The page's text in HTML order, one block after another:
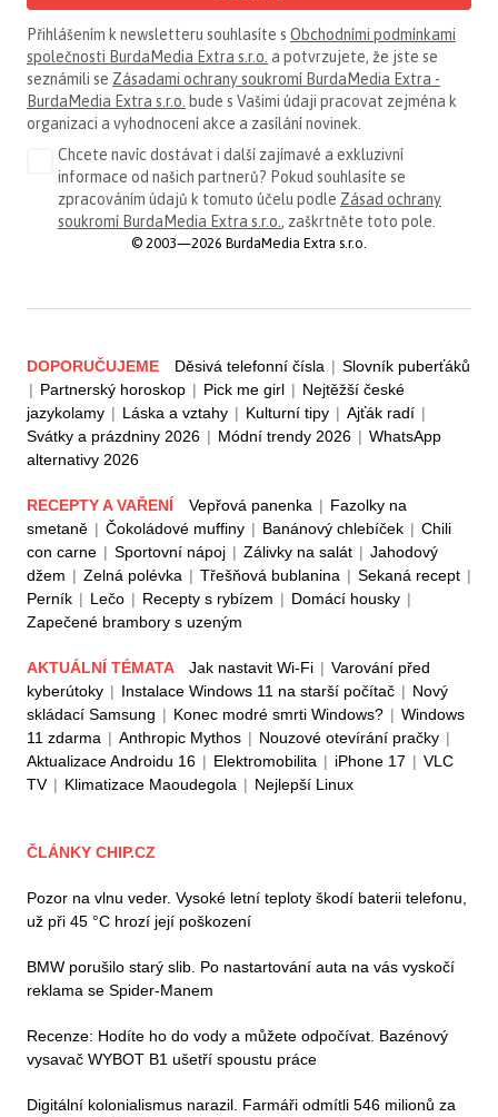
Přihlášením k newsletteru souhlasíte s Obchodními podmínkami
společnosti BurdaMedia Extra s.r.o. a potvrzujete, že jste se
seznámili se Zásadami ochrany soukromí BurdaMedia Extra -
BurdaMedia Extra s.r.o. bude s Vašimi údaji pracovat zejména k
organizaci a vyhodnocení akce a zasílání novinek.
Chcete navíc dostávat i další zajímavé a exkluzivní
informace od našich partnerů? Pokud souhlasíte se
zpracováním údajů k tomuto účelu podle Zásad ochrany
soukromí BurdaMedia Extra s.r.o. , zaškrtněte toto pole.
© 2003—2026 BurdaMedia Extra s.r.o.
DOPORUČUJEME Děsivá telefonní čísla | Slovník puberťáků
| Partnerský horoskop | Pick me girl | Nejtěžší české
jazykolamy | Láska a vztahy | Kulturní tipy | Ajťák radí |
Svátky a prázdniny 2026 | Módní trendy 2026 | WhatsApp
alternativy 2026
RECEPTY A VAŘENÍ Vepřová panenka | Fazolky na
smetaně | Čokoládové muffiny | Banánový chlebíček | Chili
con carne | Sportovní nápoj | Zálivky na salát | Jahodový
džem | Zelná polévka | Třešňová bublanina | Sekaná recept |
Perník | Lečo | Recepty s rybízem | Domácí housky |
Zapečené brambory s uzeným
AKTUÁLNÍ TÉMATA Jak nastavit Wi-Fi | Varování před
kyberútoky | Instalace Windows 11 na starší počítač | Nový
skládací Samsung | Konec modré smrti Windows? | Windows
11 zdarma | Anthropic Mythos | Nouzové otevírání pračky |
Aktualizace Androidu 16 | Elektromobilita | iPhone 17 | VLC
TV | Klimatizace Maoudegola | Nejlepší Linux
ČLÁNKY CHIP.CZ
Pozor na vlnu veder. Vysoké letní teploty škodí baterii telefonu,
už při 45 °C hrozí její poškození
BMW porušilo starý slib. Po nastartování auta na vás vyskočí
reklama se Spider-Manem
Recenze: Hodíte ho do vody a můžete odpočívat. Bazénový
vysavač WYBOT B1 ušetří spoustu práce
Digitální kolonialismus narazil. Farmáři odmítli 546 milionů za